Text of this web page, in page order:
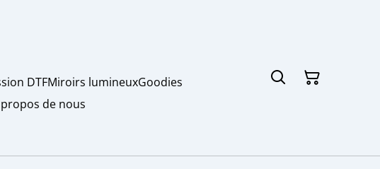
DTFMiroirs lumineuxGoodies
de nous